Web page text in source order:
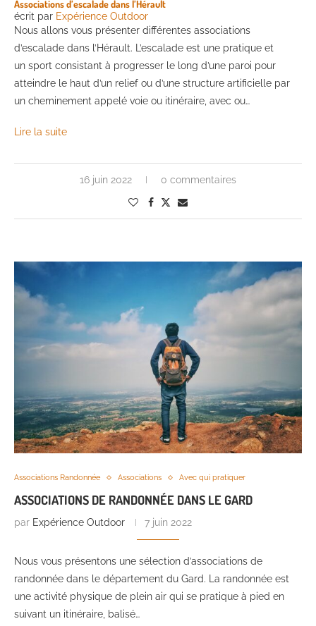
Associations d’escalade dans l’Hérault
écrit par Expérience Outdoor
Nous allons vous présenter différentes associations
d’escalade dans l’Hérault. L’escalade est une pratique et
un sport consistant à progresser le long d’une paroi pour
atteindre le haut d’un relief ou d’une structure artificielle par
un cheminement appelé voie ou itinéraire, avec ou…
Lire la suite
16 juin 2022 0 commentaires
Associations Randonnée Associations Avec qui pratiquer
ASSOCIATIONS DE RANDONNÉE DANS LE GARD
par Expérience Outdoor 7 juin 2022
Nous vous présentons une sélection d’associations de
randonnée dans le département du Gard. La randonnée est
une activité physique de plein air qui se pratique à pied en
suivant un itinéraire, balisé…